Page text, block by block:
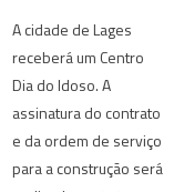
A cidade de Lages
receberá um Centro
Dia do Idoso. A
assinatura do contrato
e da ordem de serviço
para a construção será